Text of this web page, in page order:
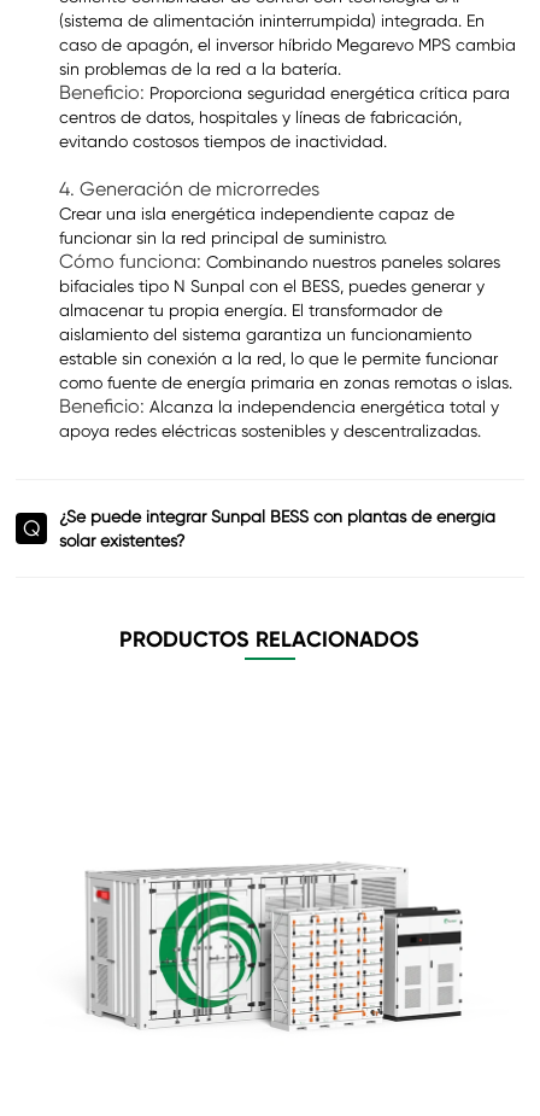
(sistema de alimentación ininterrumpida) integrada. En
caso de apagón, el inversor híbrido Megarevo MPS cambia
sin problemas de la red a la batería.
Beneficio: Proporciona seguridad energética crítica para
centros de datos, hospitales y líneas de fabricación,
evitando costosos tiempos de inactividad.
4. Generación de microrredes
Crear una isla energética independiente capaz de
funcionar sin la red principal de suministro.
Cómo funciona: Combinando nuestros paneles solares
bifaciales tipo N Sunpal con el BESS, puedes generar y
almacenar tu propia energía. El transformador de
aislamiento del sistema garantiza un funcionamiento
estable sin conexión a la red, lo que le permite funcionar
como fuente de energía primaria en zonas remotas o islas.
Beneficio: Alcanza la independencia energética total y
apoya redes eléctricas sostenibles y descentralizadas.
Q
¿Se puede integrar Sunpal BESS con plantas de energía
solar existentes?
PRODUCTOS RELACIONADOS